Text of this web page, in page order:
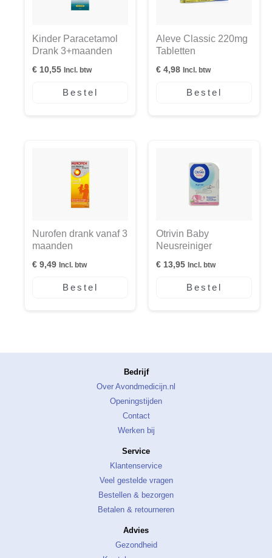
Kinder Paracetamol
Drank 3+maanden
€ 10,55 Incl. btw
Bestel
Aleve Classic 220mg
Tabletten
€ 4,98 Incl. btw
Bestel
Nurofen drank vanaf 3
maanden
€ 9,49 Incl. btw
Bestel
Otrivin Baby
Neusreiniger
€ 13,95 Incl. btw
Bestel
Bedrijf
Over Avondmedicijn.nl
Openingstijden
Contact
Werken bij
Service
Klantenservice
Veel gestelde vragen
Bestellen & bezorgen
Betalen & retourneren
Advies
Gezondheid